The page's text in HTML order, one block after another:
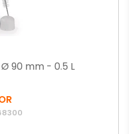
90 mm - 0.5 L